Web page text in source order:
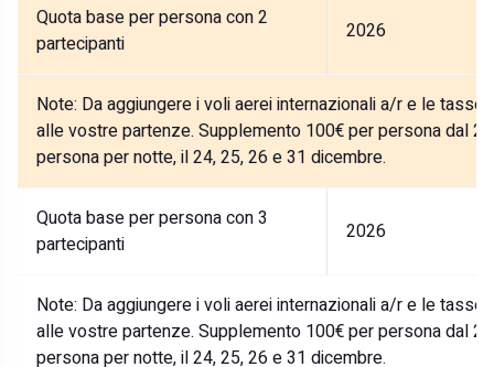
Quota base per persona con 2
partecipanti
2026
Note: Da aggiungere i voli aerei internazionali a/r e le
alle vostre partenze. Supplemento 100€ per persona dal
persona per notte, il 24, 25, 26 e 31 dicembre.
Quota base per persona con 3
partecipanti
2026
Note: Da aggiungere i voli aerei internazionali a/r e le
alle vostre partenze. Supplemento 100€ per persona dal
persona per notte, il 24, 25, 26 e 31 dicembre.